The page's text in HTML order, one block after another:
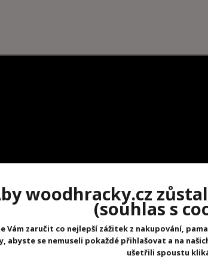
woodhracky.cz
(souhlas s
Vám zaručit co nejlepší zážitek z nakupování,
abyste se nemuseli pokaždé přihlašovat a na
ušetřili spoustu